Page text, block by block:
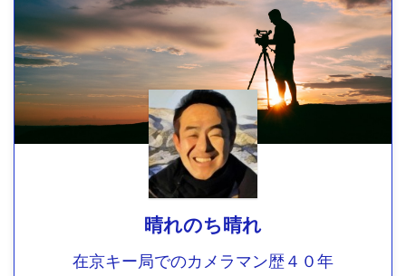
晴れのち晴れ
在京キー局でのカメラマン歴４０年